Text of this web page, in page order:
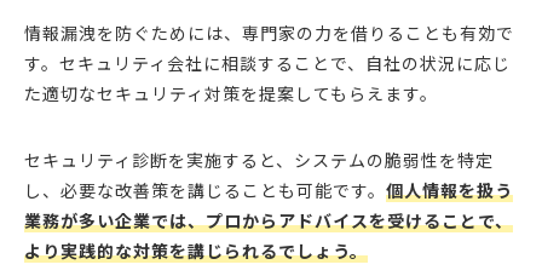
情報漏洩を防ぐためには、専門家の力を借りることも有効で
す。セキュリティ会社に相談することで、自社の状況に応じ
た適切なセキュリティ対策を提案してもらえます。
セキュリティ診断を実施すると、システムの脆弱性を特定
し、必要な改善策を講じることも可能です。 個人情報を扱う
業務が多い企業では、プロからアドバイスを受けることで、
より実践的な対策を講じられるでしょう。